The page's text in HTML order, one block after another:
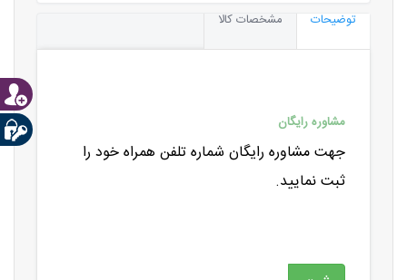
توضیحات مشخصات کالا
مشاوره رایگان
جهت مشاوره رایگان شماره تلفن همراه خود را
ثبت نمایید.